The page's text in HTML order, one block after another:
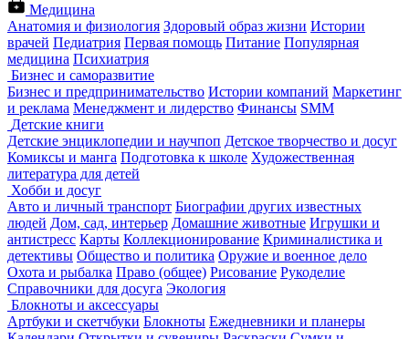
Медицина
Анатомия и физиология Здоровый образ жизни Истории
врачей Педиатрия Первая помощь Питание Популярная
медицина Психиатрия
Бизнес и саморазвитие
Бизнес и предпринимательство Истории компаний Маркетинг
и реклама Менеджмент и лидерство Финансы SMM
Детские книги
Детские энциклопедии и научпоп Детское творчество и досуг
Комиксы и манга Подготовка к школе Художественная
литература для детей
Хобби и досуг
Авто и личный транспорт Биографии других известных
людей Дом, сад, интерьер Домашние животные Игрушки и
антистресс Карты Коллекционирование Криминалистика и
детективы Общество и политика Оружие и военное дело
Охота и рыбалка Право (общее) Рисование Рукоделие
Справочники для досуга Экология
Блокноты и аксессуары
Артбуки и скетчбуки Блокноты Ежедневники и планеры